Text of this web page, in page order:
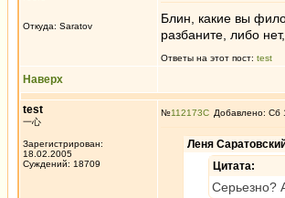
Откуда: Saratov
Блин, какие вы
разбаните, либо
Ответы на этот пост: test
Наверх
test
一心
Зарегистрирован:
18.02.2005
Суждений: 18709
№112173 Добавлено: Сб
Леня
Цитата:
Серьезно?